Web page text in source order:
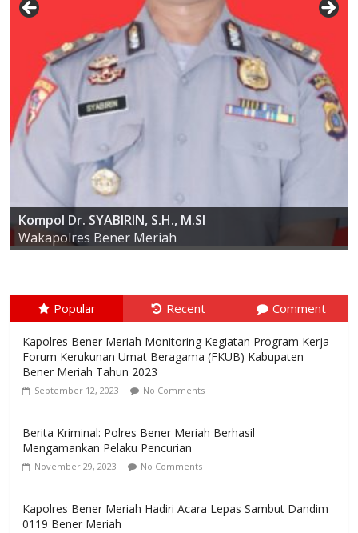
AKBP ARIS CAI DWI SUSANTO S.I.K., M.I.K
Kapolres Bener Meriah
Kompol Dr. SYABIRIN, S.H., M.SI
Wakapolres Bener Meriah
Popular Recent Comment
Kapolres Bener Meriah Monitoring Kegiatan Program Kerja
Forum Kerukunan Umat Beragama (FKUB) Kabupaten
Bener Meriah Tahun 2023
September 12, 2023 No Comments
Berita Kriminal: Polres Bener Meriah Berhasil
Mengamankan Pelaku Pencurian
November 29, 2023 No Comments
Kapolres Bener Meriah Hadiri Acara Lepas Sambut Dandim
0119 Bener Meriah